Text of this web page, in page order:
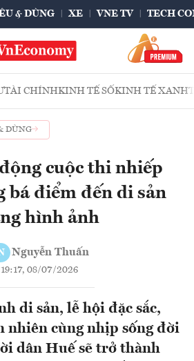
& DÙNG XE VNE TV TECH
TÀI CHÍNHKINH TẾ SỐKINH TẾ XANH
DÙNG
cuộc thi nhiếp
bá điểm đến di sản
hình ảnh
Nguyễn Thuấn
19:17, 08/07/2026
di sản, lễ hội đặc sắc,
nhiên cùng nhịp sống đời
dân Huế sẽ trở thành